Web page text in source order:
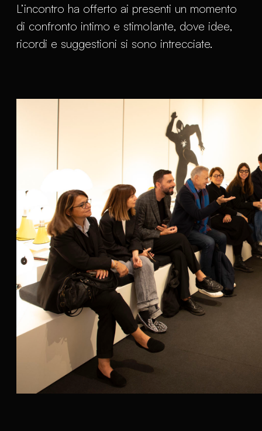
L’incontro ha offerto ai presenti un momento
di confronto intimo e stimolante, dove idee,
ricordi e suggestioni si sono intrecciate.